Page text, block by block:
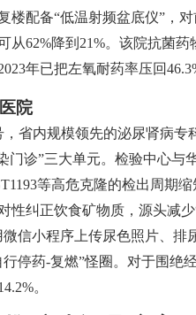
楼配备“低温射频盆底仪”，
从62%降到21%。该院抗菌
年已把左氧耐药率压回
院
，省内规模领先的泌尿肾病专
门诊”三大单元。检验中心与
等高危克隆的检出周期
性纠正饮食矿物质，源头减
微信小程序上传尿色照片、
停药-复燃”怪圈。对于围绝
。